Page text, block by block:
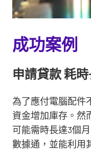
成功案例
申請貸款 耗
為了應付電腦配件
資金增加庫存。然
可能需時長達3個
數據通，並能利用